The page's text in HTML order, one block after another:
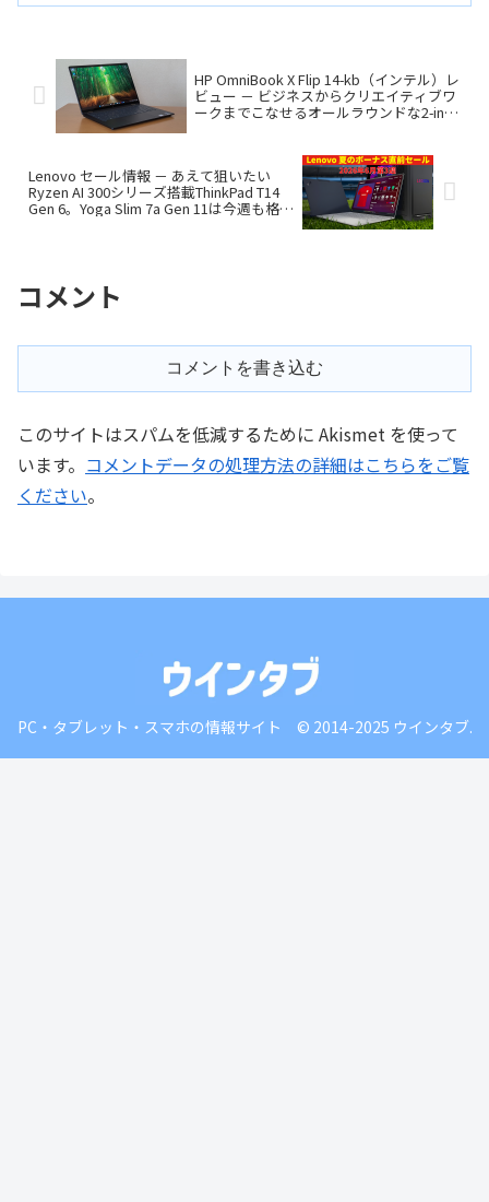
HP OmniBook X Flip 14-kb（インテル）レ
ビュー － ビジネスからクリエイティブワ
ークまでこなせるオールラウンドな2-in-1
Lenovo セール情報 － あえて狙いたい
Ryzen AI 300シリーズ搭載ThinkPad T14
Gen 6。Yoga Slim 7a Gen 11は今週も格
コメント
コメントを書き込む
このサイトはスパムを低減するために Akismet を使って
います。 コメントデータの処理方法の詳細はこちらをご覧
ください。
PC・タブレット・スマホの情報サイト © 2014-2025 ウインタブ.